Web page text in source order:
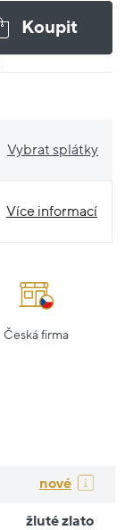
Koupit
Vybrat splátky
Více informací
Česká firma
nové
žluté zlato